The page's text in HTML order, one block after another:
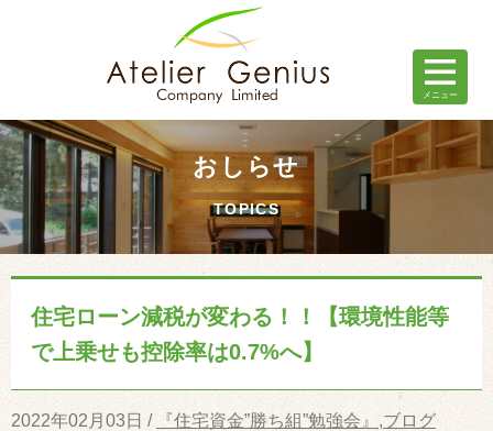
おしらせ
TOPICS
住宅ローン減税が変わる！！【環境性能等
で上乗せも控除率は0.7%へ】
2022年02月03日 / 『住宅資金”勝ち組”勉強会』 ,ブログ